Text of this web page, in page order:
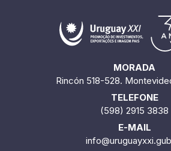
MORADA
Rincón 518-528.
TELEFONE
(598) 2915 3838
E-MAIL